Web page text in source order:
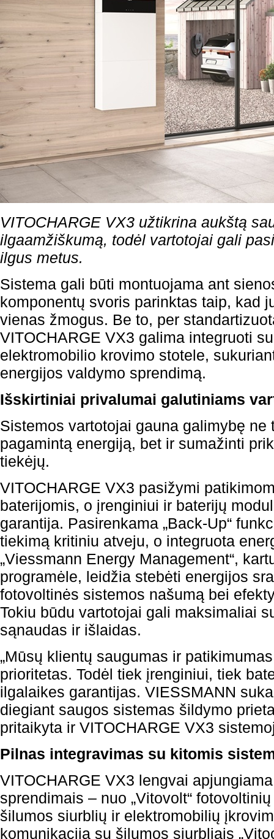
VITOCHARGE VX3 užtikrina aukštą
ilgaamžiškumą, todėl vartotojai gali
ilgus metus.
Sistema gali būti montuojama ant
komponentų svoris parinktas taip, kad
vienas žmogus. Be to, per
VITOCHARGE VX3 galima integruoti
elektromobilio krovimo stotele,
energijos valdymo sprendimą.
Išskirtiniai privalumai galutiniams
Sistemos vartotojai gauna galimybę
pagamintą energiją, bet ir sumažinti
tiekėjų.
VITOCHARGE VX3 pasižymi
baterijomis, o įrenginiui ir baterijų
garantija. Pasirenkama „Back-Up“
tiekimą kritiniu atveju, o integruota
„Viessmann Energy Management“,
programėle, leidžia stebėti energijos
fotovoltinės sistemos našumą bei
Tokiu būdu vartotojai gali maksimaliai
sąnaudas ir išlaidas.
„Mūsų klientų saugumas ir
prioritetas. Todėl tiek įrenginiui, tiek
ilgalaikes garantijas. VIESSMANN
diegiant saugos sistemas šildymo
pritaikyta ir VITOCHARGE VX3
Pilnas integravimas su kitomis
VITOCHARGE VX3 lengvai
sprendimais – nuo „Vitovolt“
šilumos siurblių ir elektromobilių
komunikacija su šilumos siurbliais